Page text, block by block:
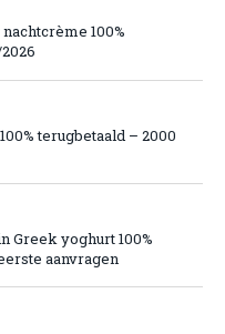
100%
terugbetaald – 2000
Greek yoghurt 100%
aanvragen